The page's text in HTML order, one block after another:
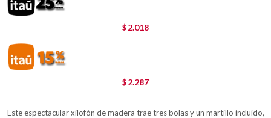
$ 2.018
$ 2.287
Este espectacular xilofón de madera trae tres bolas y un martillo incluído,